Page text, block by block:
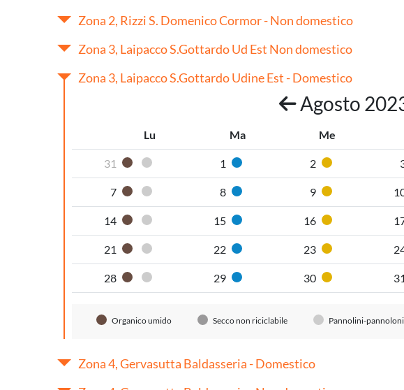
Zona 2, Rizzi S. Domenico Cormor - Non domestico
Zona 3, Laipacco S.Gottardo Ud Est Non domestico
Zona 3, Laipacco S.Gottardo Udine Est - Domestico
Agosto
Lu Ma Me
31 Organico umido
Pannolini-pannoloni
1 Carta 2 Plastica
7 Organico umido
Pannolini-pannoloni
8 Carta 9 Plastica
14 Organico umido
Pannolini-pannoloni
15 Carta 16 Plastica
21 Organico umido
Pannolini-pannoloni
22 Carta 23 Plastica
28 Organico umido
Pannolini-pannoloni
29 Carta 30 Plastica 31
Organico umido Secco non riciclabile Pannolini-pannoloni
Zona 4, Gervasutta Baldasseria - Domestico